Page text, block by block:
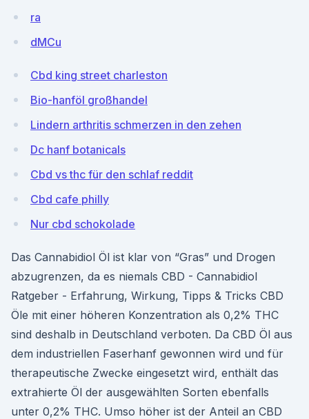
ra
dMCu
Cbd king street charleston
Bio-hanföl großhandel
Lindern arthritis schmerzen in den zehen
Dc hanf botanicals
Cbd vs thc für den schlaf reddit
Cbd cafe philly
Nur cbd schokolade
Das Cannabidiol Öl ist klar von “Gras” und Drogen
abzugrenzen, da es niemals CBD - Cannabidiol
Ratgeber - Erfahrung, Wirkung, Tipps & Tricks CBD
Öle mit einer höheren Konzentration als 0,2% THC
sind deshalb in Deutschland verboten. Da CBD Öl aus
dem industriellen Faserhanf gewonnen wird und für
therapeutische Zwecke eingesetzt wird, enthält das
extrahierte Öl der ausgewählten Sorten ebenfalls
unter 0,2% THC. Umso höher ist der Anteil an CBD